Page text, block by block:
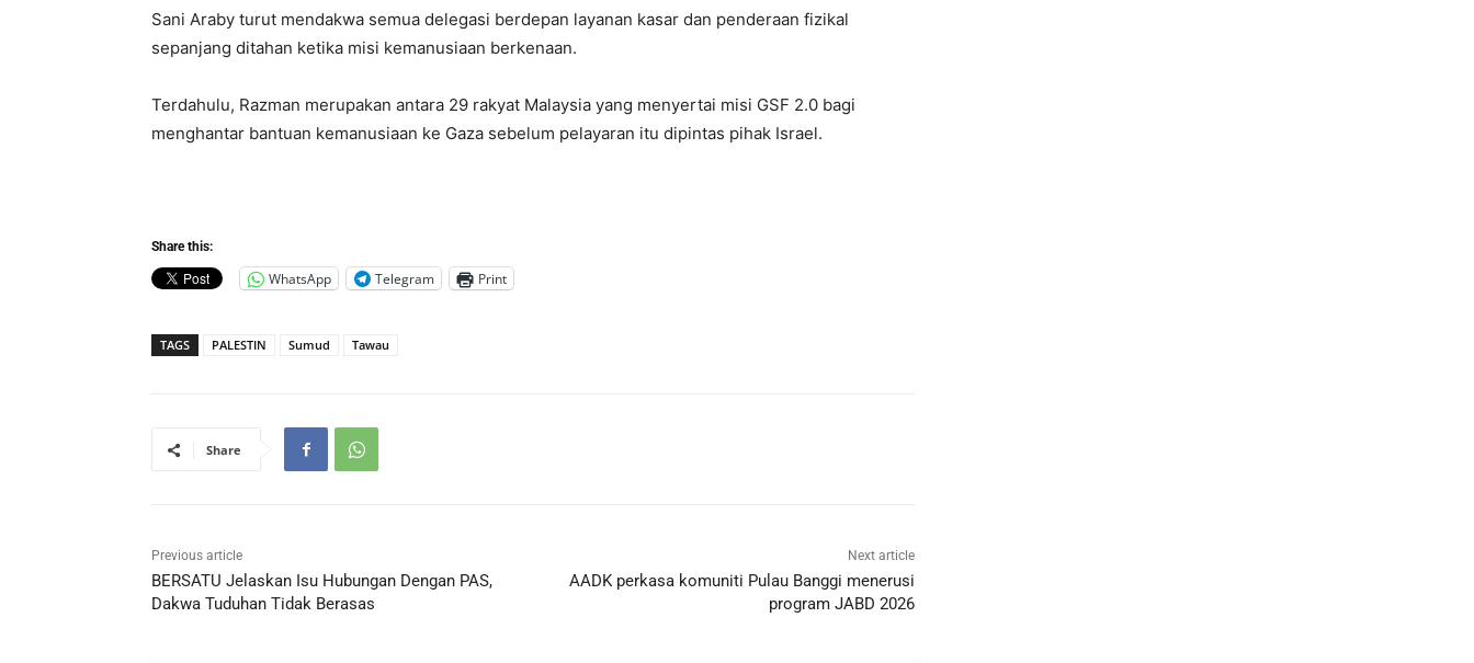
Sani Araby turut mendakwa semua delegasi berdepan layanan kasar dan penderaan fizikal
sepanjang ditahan ketika misi kemanusiaan berkenaan.
Terdahulu, Razman merupakan antara 29 rakyat Malaysia yang menyertai misi GSF 2.0 bagi
menghantar bantuan kemanusiaan ke Gaza sebelum pelayaran itu dipintas pihak Israel.
Share this:
WhatsApp Telegram Print
TAGS PALESTIN Sumud Tawau
Share
Previous article
BERSATU Jelaskan Isu Hubungan Dengan PAS,
Dakwa Tuduhan Tidak Berasas
Next article
AADK perkasa komuniti Pulau Banggi menerusi
program JABD 2026